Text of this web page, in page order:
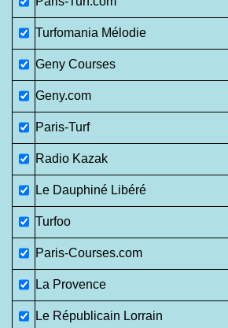
Turfomania Mélodie
Geny Courses
Geny.com
Paris-Turf
Radio Kazak
Le Dauphiné Libéré
Turfoo
Paris-Courses.com
La Provence
Le Républicain Lorrain